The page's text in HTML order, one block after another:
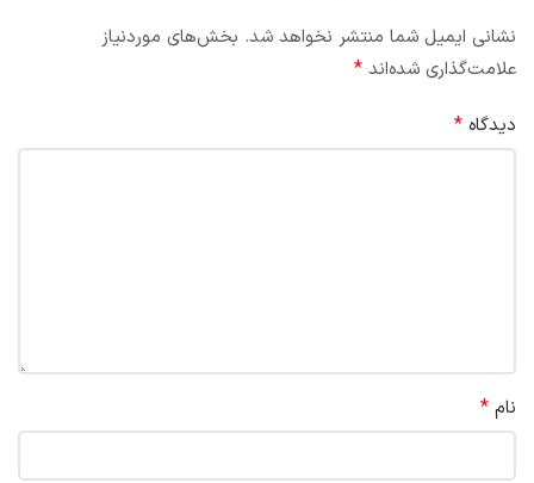
نشانی ایمیل شما منتشر نخواهد شد. بخش‌های موردنیاز
علامت‌گذاری شده‌اند *
دیدگاه *
نام *